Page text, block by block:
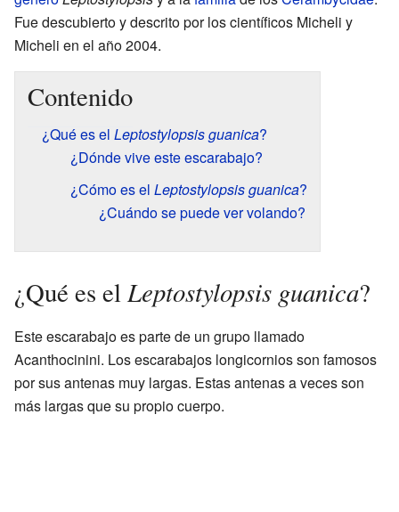
Fue descubierto y descrito por los científicos Micheli y
Micheli en el año 2004.
Contenido
¿Qué es el Leptostylopsis guanica?
¿Dónde vive este escarabajo?
¿Cómo es el Leptostylopsis guanica?
¿Cuándo se puede ver volando?
¿Qué es elLeptostylopsis guanica?
Este escarabajo es parte de un grupo llamado
Acanthocinini. Los escarabajos longicornios son famosos
por sus antenas muy largas. Estas antenas a veces son
más largas que su propio cuerpo.